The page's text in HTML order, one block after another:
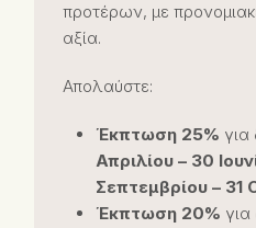
προτέρων, με
αξία.
Απολαύστε:
Έκπτωση 25% για
Απριλίου – 30
Σεπτεμβρίου –
Έκπτωση 20%